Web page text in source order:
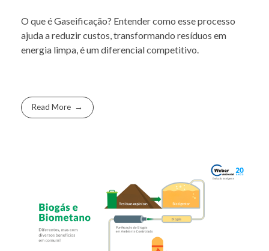
O que é Gaseificação? Entender como esse processo
ajuda a reduzir custos, transformando resíduos em
energia limpa, é um diferencial competitivo.
Read More